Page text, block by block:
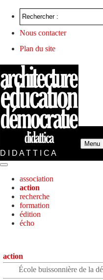
Nous contacter
Plan du site
Menu
D I D A T T I C A
association
action
recherche
formation
édition
écho
action
École buissonnière de la